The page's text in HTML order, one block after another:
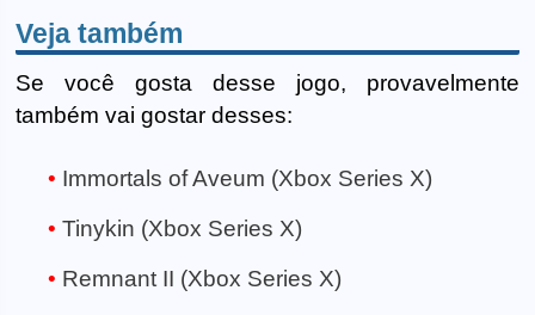
Veja também
Se você gosta desse jogo, provavelmente
também vai gostar desses:
Immortals of Aveum (Xbox Series X)
Tinykin (Xbox Series X)
Remnant II (Xbox Series X)